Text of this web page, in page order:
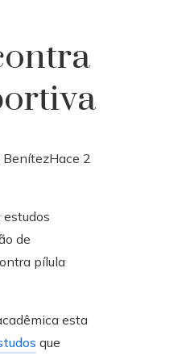
BenítezHace 2
esta
que